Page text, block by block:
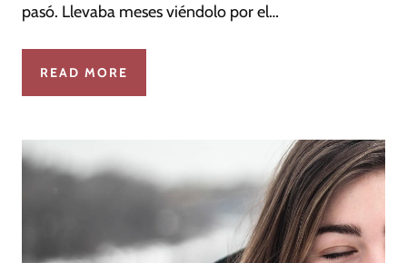
pasó. Llevaba meses viéndolo por el…
READ MORE